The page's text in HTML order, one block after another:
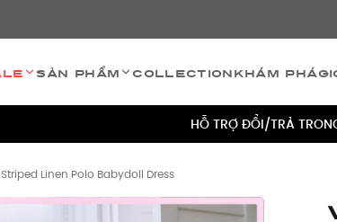
Sản phẩm Collection Khám phá
HỖ TRỢ ĐỔI/TRẢ
MIỄN PHÍ VẬN CHUYỂN
Linen Polo Babydoll Dress